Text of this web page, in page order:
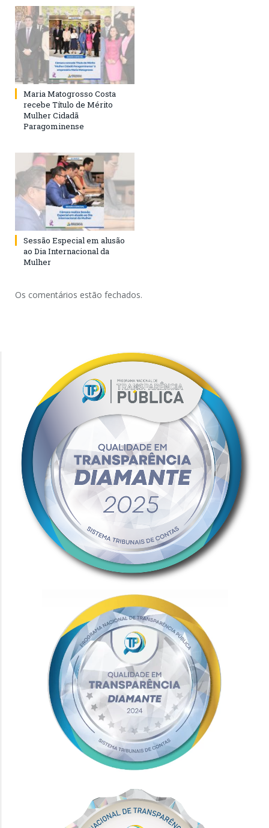
Maria Matogrosso Costa
recebe Título de Mérito
Mulher Cidadã
Paragominense
Sessão Especial em alusão
ao Dia Internacional da
Mulher
Os comentários estão fechados.